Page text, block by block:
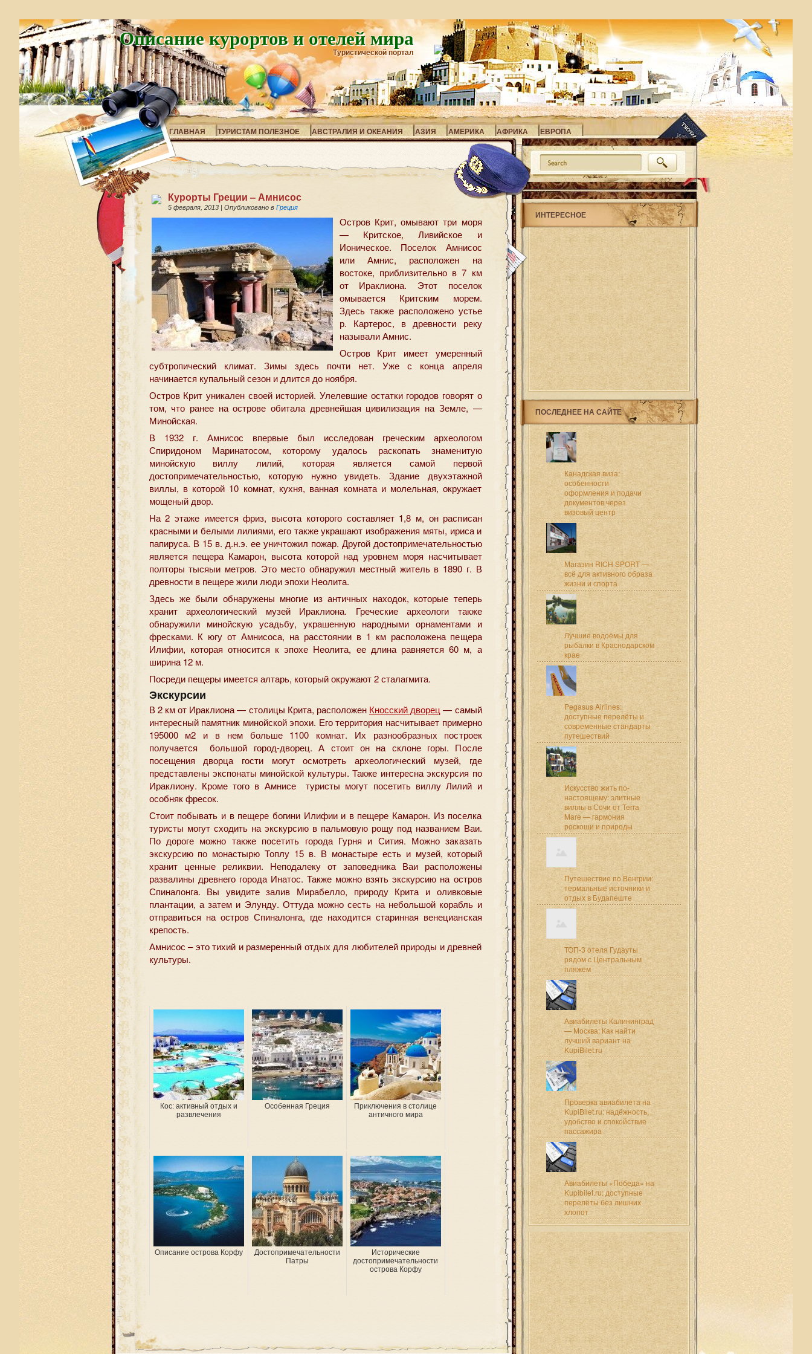
Описание курортов и отелей мира
Туристической портал
ГЛАВНАЯ ТУРИСТАМ ПОЛЕЗНОЕ АВСТРАЛИЯ И ОКЕАНИЯ АЗИЯ АМЕРИКА АФРИКА ЕВРОПА
Курорты Греции – Амнисос
5 февраля, 2013 | Опубликовано в Греция
Остров Крит, омывают три моря
— Критское, Ливийское и
Ионическое. Поселок Амнисос
или Амнис, расположен на
востоке, приблизительно в 7 км
от Ираклиона. Этот поселок
омывается Критским морем.
Здесь также расположено устье
р. Картерос, в древности реку
называли Амнис.
Остров Крит имеет умеренный
субтропический климат. Зимы здесь почти нет. Уже с конца апреля
начинается купальный сезон и длится до ноября.
Остров Крит уникален своей историей. Улелевшие остатки городов говорят о
том, что ранее на острове обитала древнейшая цивилизация на Земле, —
Минойская.
В 1932 г. Амнисос впервые был исследован греческим археологом
Спиридоном Маринатосом, которому удалось раскопать знаменитую
минойскую виллу лилий, которая является самой первой
достопримечательностью, которую нужно увидеть. Здание двухэтажной
виллы, в которой 10 комнат, кухня, ванная комната и молельная, окружает
мощеный двор.
На 2 этаже имеется фриз, высота которого составляет 1,8 м, он расписан
красными и белыми лилиями, его также украшают изображения мяты, ириса и
папируса. В 15 в. д.н.э. ее уничтожил пожар. Другой достопримечательностью
является пещера Камарон, высота которой над уровнем моря насчитывает
полторы тысяыи метров. Это место обнаружил местный житель в 1890 г. В
древности в пещере жили люди эпохи Неолита.
Здесь же были обнаружены многие из античных находок, которые теперь
хранит археологический музей Ираклиона. Греческие археологи также
обнаружили минойскую усадьбу, украшенную народными орнаментами и
фресками. К югу от Амнисоса, на расстоянии в 1 км расположена пещера
Илифии, которая относится к эпохе Неолита, ее длина равняется 60 м, а
ширина 12 м.
Посреди пещеры имеется алтарь, который окружают 2 сталагмита.
Экскурсии
В 2 км от Ираклиона — столицы Крита, расположен Кносский дворец — самый
интересный памятник минойской эпохи. Его территория насчитывает примерно
195000 м2 и в нем больше 1100 комнат. Их разнообразных построек
получается большой город-дворец. А стоит он на склоне горы. После
посещения дворца гости могут осмотреть археологический музей, где
представлены экспонаты минойской культуры. Также интересна экскурсия по
Ираклиону. Кроме того в Амнисе туристы могут посетить виллу Лилий и
особняк фресок.
Стоит побывать и в пещере богини Илифии и в пещере Камарон. Из поселка
туристы могут сходить на экскурсию в пальмовую рощу под названием Ваи.
По дороге можно также посетить города Гурня и Сития. Можно заказать
экскурсию по монастырю Топлу 15 в. В монастыре есть и музей, который
хранит ценные реликвии. Неподалеку от заповедника Ваи расположены
развалины древнего города Инатос. Также можно взять экскурсию на остров
Спиналонга. Вы увидите залив Мирабелло, природу Крита и оливковые
плантации, а затем и Элунду. Оттуда можно сесть на небольшой корабль и
отправиться на остров Спиналонга, где находится старинная венецианская
крепость.
Амнисос – это тихий и размеренный отдых для любителей природы и древней
культуры.
Кос: активный отдых и
развлечения
Особенная Греция
Приключения в столице
античного мира
Описание острова Корфу
Достопримечательности
Патры
Исторические
достопримечательности
острова Корфу
ИНТЕРЕСНОЕ
ПОСЛЕДНЕЕ НА САЙТЕ
Канадская виза:
особенности
оформления и подачи
документов через
визовый центр
Магазин RICH SPORT —
всё для активного образа
жизни и спорта
Лучшие водоёмы для
рыбалки в Краснодарском
крае
Pegasus Airlines:
доступные перелёты и
современные стандарты
путешествий
Искусство жить по-
настоящему: элитные
виллы в Сочи от Terra
Mare — гармония
роскоши и природы
Путешествие по Венгрии:
термальные источники и
отдых в Будапеште
ТОП-3 отеля Гудауты
рядом с Центральным
пляжем
Авиабилеты Калининград
— Москва: Как найти
лучший вариант на
KupiBilet.ru
Проверка авиабилета на
KupiBilet.ru: надёжность,
удобство и спокойствие
пассажира
Авиабилеты «Победа» на
Kupibilet.ru: доступные
перелёты без лишних
хлопот